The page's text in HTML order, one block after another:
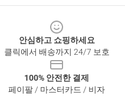
안심하고 쇼핑하세요
클릭에서 배송까지 24/7 보호
100% 안전한 결제
페이팔 / 마스터카드 / 비자